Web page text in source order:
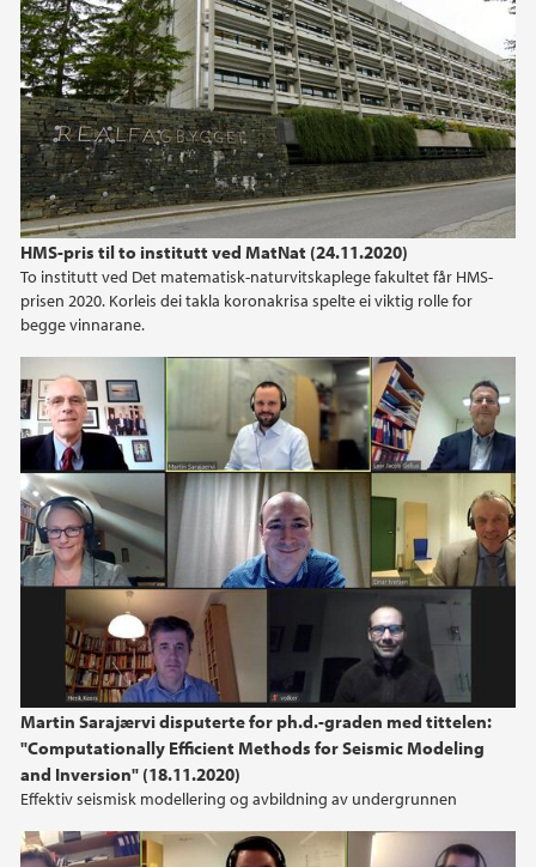
HMS-pris til to institutt ved MatNat (24.11.2020)
To institutt ved Det matematisk-naturvitskaplege fakultet får HMS-
prisen 2020. Korleis dei takla koronakrisa spelte ei viktig rolle for
begge vinnarane.
Martin Sarajærvi disputerte for ph.d.-graden med tittelen:
"Computationally Efficient Methods for Seismic Modeling
and Inversion" (18.11.2020)
Effektiv seismisk modellering og avbildning av undergrunnen
2019
2018
2017
2015
2013
2012
2011
2010